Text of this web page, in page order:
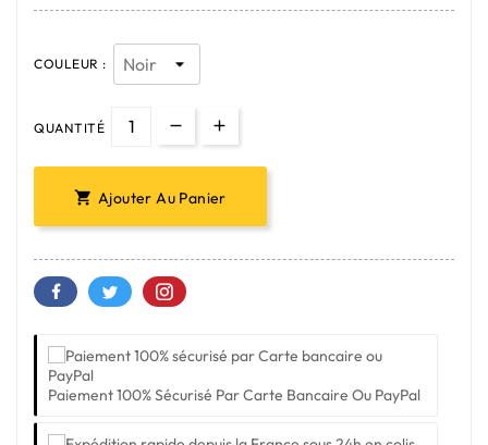
COULEUR :
QUANTITÉ
 Ajouter Au Panier
Paiement 100% Sécurisé Par Carte Bancaire Ou PayPal